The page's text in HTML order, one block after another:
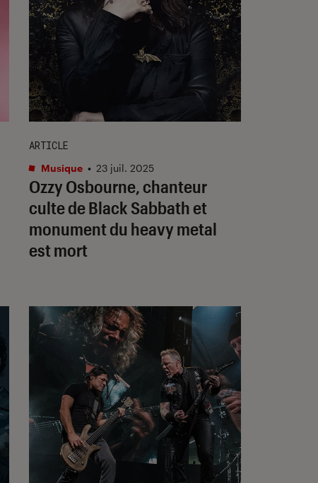
Ozzy Osbourne, chanteur
culte de Black Sabbath et
monument du heavy metal
est mort
ARTICLE
Musique • 23 juil. 2025